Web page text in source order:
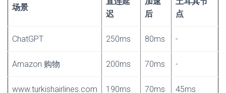
场景
迟
后
点
ChatGPT 250ms 80ms -
Amazon 购物 200ms 70ms -
www.turkishairlines.com 190ms 70ms 45ms